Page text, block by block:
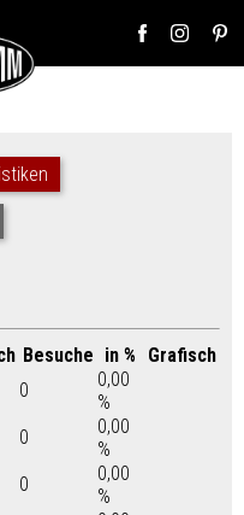
Besuche in %
Grafisch
0
0,00
%
0
0,00
%
0
0,00
%